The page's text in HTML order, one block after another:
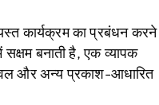
कार्यक्रम का प्रबंधन करने
बनाती है, एक व्यापक
और अन्य प्रकाश-आधारित